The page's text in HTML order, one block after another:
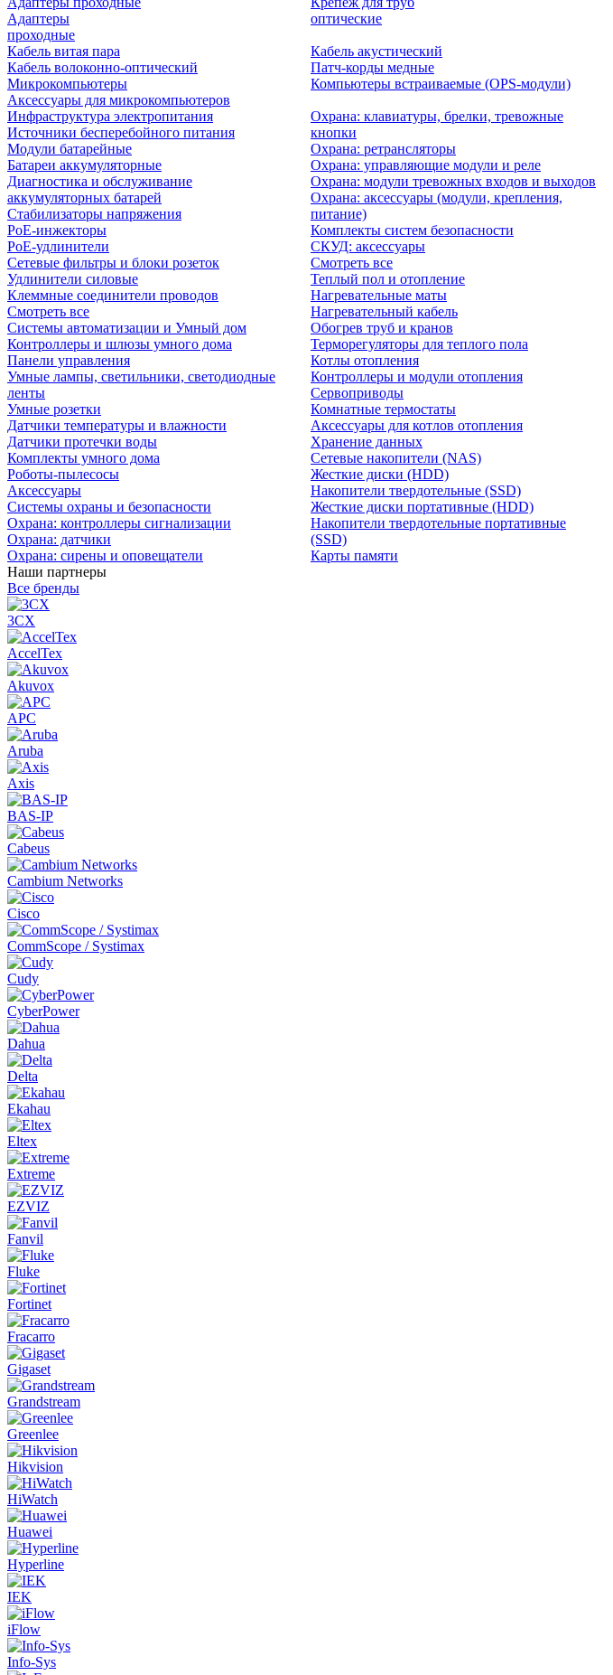
Адаптеры
проходные
оптические
Кабель витая пара
Кабель волоконно-оптический
Кабель акустический
Патч-корды медные
Микрокомпьютеры
Аксессуары для микрокомпьютеров
Компьютеры встраиваемые (OPS-модули)
Инфраструктура электропитания
Источники бесперебойного питания
Модули батарейные
Батареи аккумуляторные
Диагностика и обслуживание
аккумуляторных батарей
Стабилизаторы напряжения
PoE-инжекторы
PoE-удлинители
Сетевые фильтры и блоки розеток
Удлинители силовые
Клеммные соединители проводов
Смотреть все
Системы автоматизации и Умный дом
Контроллеры и шлюзы умного дома
Панели управления
Умные лампы, светильники, светодиодные
ленты
Умные розетки
Датчики температуры и влажности
Датчики протечки воды
Комплекты умного дома
Роботы-пылесосы
Аксессуары
Системы охраны и безопасности
Охрана: контроллеры сигнализации
Охрана: датчики
Охрана: сирены и оповещатели
Охрана: клавиатуры, брелки, тревожные
кнопки
Охрана: ретрансляторы
Охрана: управляющие модули и реле
Охрана: модули тревожных входов и выходов
Охрана: аксессуары (модули, крепления,
питание)
Комплекты систем безопасности
СКУД: аксессуары
Смотреть все
Теплый пол и отопление
Нагревательные маты
Нагревательный кабель
Обогрев труб и кранов
Терморегуляторы для теплого пола
Котлы отопления
Контроллеры и модули отопления
Сервоприводы
Комнатные термостаты
Аксессуары для котлов отопления
Хранение данных
Сетевые накопители (NAS)
Жесткие диски (HDD)
Накопители твердотельные (SSD)
Жесткие диски портативные (HDD)
Накопители твердотельные портативные
(SSD)
Карты памяти
Наши партнеры
Все бренды
3CX
AccelTex
Akuvox
APC
Aruba
Axis
BAS-IP
Cabeus
Cambium Networks
Cisco
CommScope / Systimax
Cudy
CyberPower
Dahua
Delta
Ekahau
Eltex
Extreme
EZVIZ
Fanvil
Fluke
Fortinet
Fracarro
Gigaset
Grandstream
Greenlee
Hikvision
HiWatch
Huawei
Hyperline
IEK
iFlow
Info-Sys